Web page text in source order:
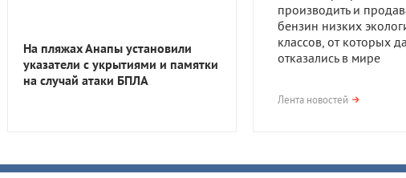
производить и
бензин низких
классов, от которых
отказались в мире
сегодня, 17:23
после семейной ссоры
Лента новостей
На пляжах Анапы установили
указатели с укрытиями и памятки
на случай атаки БПЛА